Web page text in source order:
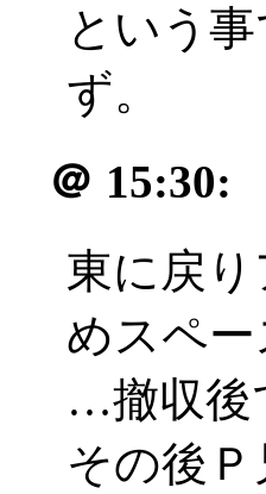
という
ず。
＠ 15:30:
東に戻
めスペー
…撤収後
その後